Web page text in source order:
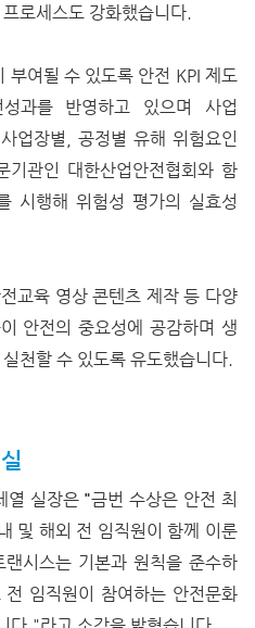
로세스도 강화했습니다.
부여될 수 있도록 안전 KPI 제도
과를 반영하고 있으며 사업
업장별, 공정별 유해 위험요인
관인 대한산업안전협회와 함
시행해 위험성 평가의 실효성
교육 영상 콘텐츠 제작 등 다양
안전의 중요성에 공감하며 생
천할 수 있도록 유도했습니다.
열 실장은"금번 수상은 안전 최
및 해외 전 임직원이 함께 이룬
시스는 기본과 원칙을 준수하
임직원이 참여하는 안전문화